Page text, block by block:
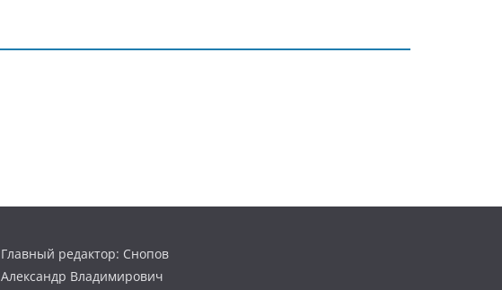
Главный редактор: Снопов
Александр Владимирович